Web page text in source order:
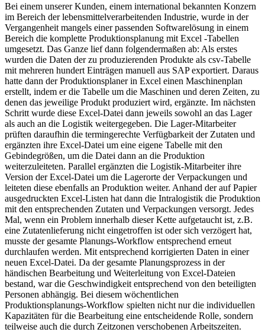
Bei einem unserer Kunden, einem international bekannten Konzern
im Bereich der lebensmittelverarbeitenden Industrie, wurde in der
Vergangenheit mangels einer passenden Softwarelösung in einem
Bereich die komplette Produktionsplanung mit Excel -Tabellen
umgesetzt. Das Ganze lief dann folgendermaßen ab: Als erstes
wurden die Daten der zu produzierenden Produkte als csv-Tabelle
mit mehreren hundert Einträgen manuell aus SAP exportiert. Daraus
hatte dann der Produktionsplaner in Excel einen Maschinenplan
erstellt, indem er die Tabelle um die Maschinen und deren Zeiten, zu
denen das jeweilige Produkt produziert wird, ergänzte. Im nächsten
Schritt wurde diese Excel-Datei dann jeweils sowohl an das Lager
als auch an die Logistik weitergegeben. Die Lager-Mitarbeiter
prüften daraufhin die termingerechte Verfügbarkeit der Zutaten und
ergänzten ihre Excel-Datei um eine eigene Tabelle mit den
Gebindegrößen, um die Datei dann an die Produktion
weiterzuleiteten. Parallel ergänzten die Logistik-Mitarbeiter ihre
Version der Excel-Datei um die Lagerorte der Verpackungen und
leiteten diese ebenfalls an Produktion weiter. Anhand der auf Papier
ausgedruckten Excel-Listen hat dann die Intralogistik die Produktion
mit den entsprechenden Zutaten und Verpackungen versorgt. Jedes
Mal, wenn ein Problem innerhalb dieser Kette aufgetaucht ist, z.B.
eine Zutatenlieferung nicht eingetroffen ist oder sich verzögert hat,
musste der gesamte Planungs-Workflow entsprechend erneut
durchlaufen werden. Mit entsprechend korrigierten Daten in einer
neuen Excel-Datei. Da der gesamte Planungsprozess in der
händischen Bearbeitung und Weiterleitung von Excel-Dateien
bestand, war die Geschwindigkeit entsprechend von den beteiligten
Personen abhängig. Bei diesem wöchentlichen
Produktionsplanungs-Workflow spielten nicht nur die individuellen
Kapazitäten für die Bearbeitung eine entscheidende Rolle, sondern
teilweise auch die durch Zeitzonen verschobenen Arbeitszeiten.